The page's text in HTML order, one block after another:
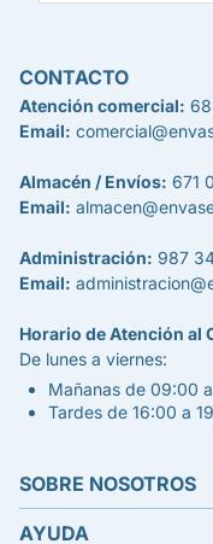
CONTACTO
Atención comercial:
Email:
Almacén / Envíos: 671
Email:
Administración: 987
Email:
Horario de Atención al
De lunes a viernes:
Mañanas de 09:00
Tardes de 16:00 a
SOBRE NOSOTROS
AYUDA